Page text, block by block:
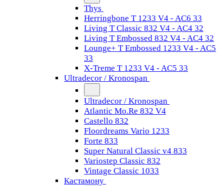
Thys
Herringbone T 1233 V4 - AC6 33
Living T Classic 832 V4 - AC4 32
Living T Embossed 832 V4 - AC4 32
Lounge+ T Embossed 1233 V4 - AC5
33
X-Treme T 1233 V4 - AC5 33
Ultradecor / Kronospan
Ultradecor / Kronospan
Atlantic Mo.Re 832 V4
Castello 832
Floordreams Vario 1233
Forte 833
Super Natural Classic v4 833
Variostep Classic 832
Vintage Classic 1033
Кастамону